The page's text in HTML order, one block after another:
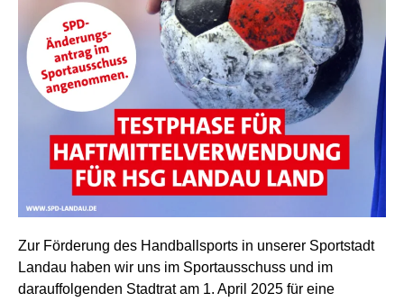
Zur Förderung des Handballsports in unserer Sportstadt
Landau haben wir uns im Sportausschuss und im
darauffolgenden Stadtrat am 1. April 2025 für eine